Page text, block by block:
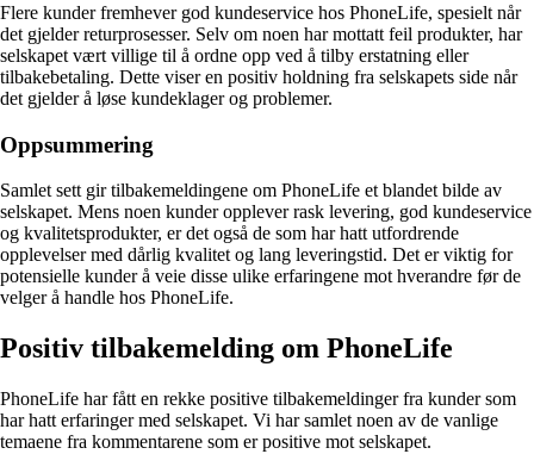
Flere kunder fremhever god kundeservice hos PhoneLife, spesielt når
det gjelder returprosesser. Selv om noen har mottatt feil produkter, har
selskapet vært villige til å ordne opp ved å tilby erstatning eller
tilbakebetaling. Dette viser en positiv holdning fra selskapets side når
det gjelder å løse kundeklager og problemer.
Oppsummering
Samlet sett gir tilbakemeldingene om PhoneLife et blandet bilde av
selskapet. Mens noen kunder opplever rask levering, god kundeservice
og kvalitetsprodukter, er det også de som har hatt utfordrende
opplevelser med dårlig kvalitet og lang leveringstid. Det er viktig for
potensielle kunder å veie disse ulike erfaringene mot hverandre før de
velger å handle hos PhoneLife.
Positiv tilbakemelding om PhoneLife
PhoneLife har fått en rekke positive tilbakemeldinger fra kunder som
har hatt erfaringer med selskapet. Vi har samlet noen av de vanlige
temaene fra kommentarene som er positive mot selskapet.